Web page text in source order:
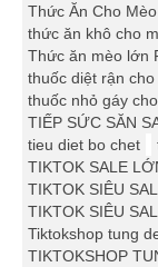
Thức Ăn Cho
thức ăn khô cho
Thức ăn mèo lớn
thuốc diệt rận
thuốc nhỏ gáy
TIẾP SỨC SĂN
tieu diet bo chet
TIKTOK SALE
TIKTOK SIÊU
TIKTOK SIÊU
Tiktokshop tung
TIKTOKSHOP